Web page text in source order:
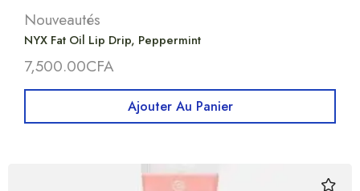
Nouveautés
NYX Fat Oil Lip Drip, Peppermint
7,500.00CFA
Ajouter Au Panier